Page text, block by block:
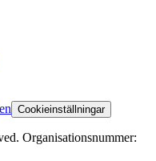
Cookieinställningar
Organisationsnummer: